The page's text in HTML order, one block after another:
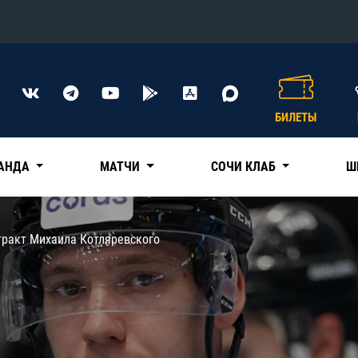
Конференция «Восток»
Нефтехимик
Трактор
Дивизион Чернышева
Авангард
Адмирал
КХЛ
БИЛЕТЫ
МАТЧИ СОЧИ КЛАБ
Михаила Котляревского